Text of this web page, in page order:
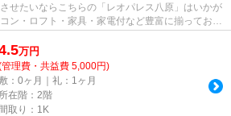
せたいならこちらの「レオパレス八原」はいかが
ン・ロフト・家具・家電付など豊富に揃ってお
万円
管理費・共益費 5,000円)
敷：0ヶ月｜礼：1ヶ月
所在階：2階
間取り：1K